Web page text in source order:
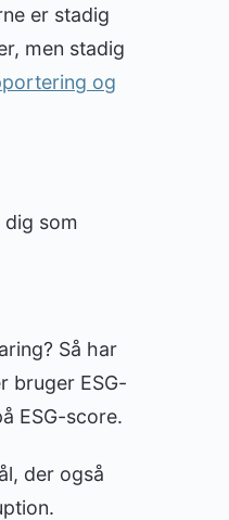
er stadig
men stadig
og
dig som
Så har
bruger ESG-
ESG-score.
der også